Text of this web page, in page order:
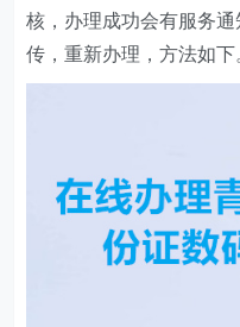
核，办理成功会有服务
传，重新办理，方法如下